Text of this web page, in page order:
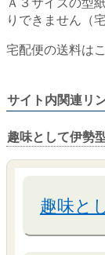
りできません（
宅配便の送料は
サイト内関連リ
趣味として伊勢
趣味と